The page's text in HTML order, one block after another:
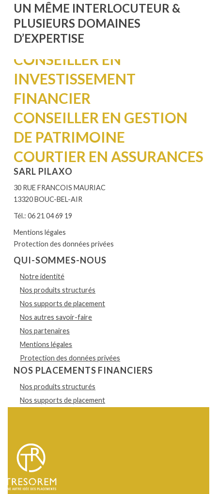
UN MÊME INTERLOCUTEUR &
PLUSIEURS DOMAINES
D’EXPERTISE
CONSEILLER EN
INVESTISSEMENT
FINANCIER
CONSEILLER EN GESTION
DE PATRIMOINE
COURTIER EN ASSURANCES
SARL PILAXO
30 RUE FRANCOIS MAURIAC
13320 BOUC-BEL-AIR
Tél.: 06 21 04 69 19
Mentions légales
Protection des données privées
QUI-SOMMES-NOUS
Notre identité
Nos produits structurés
Nos supports de placement
Nos autres savoir-faire
Nos partenaires
Mentions légales
Protection des données privées
NOS PLACEMENTS FINANCIERS
Nos produits structurés
Nos supports de placement